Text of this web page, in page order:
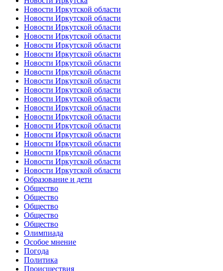
Новости Иркутской области
Новости Иркутской области
Новости Иркутской области
Новости Иркутской области
Новости Иркутской области
Новости Иркутской области
Новости Иркутской области
Новости Иркутской области
Новости Иркутской области
Новости Иркутской области
Новости Иркутской области
Новости Иркутской области
Новости Иркутской области
Новости Иркутской области
Новости Иркутской области
Новости Иркутской области
Новости Иркутской области
Новости Иркутской области
Новости Иркутской области
Образование и дети
Общество
Общество
Общество
Общество
Общество
Олимпиада
Особое мнение
Погода
Политика
Происшествия